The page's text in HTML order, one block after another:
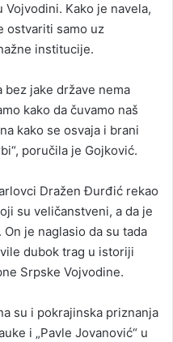
Kako je navela,
ostvariti samo uz
institucije.
bez jake države nema
kako da čuvamo naš
kako se osvaja i brani
poručila je Gojković.
Dražen Đurđić rekao
su veličanstveni, a da je
je naglasio da su tada
dubok trag u istoriji
Srpske Vojvodine.
su i pokrajinska priznanja
i „Pavle Jovanović“ u